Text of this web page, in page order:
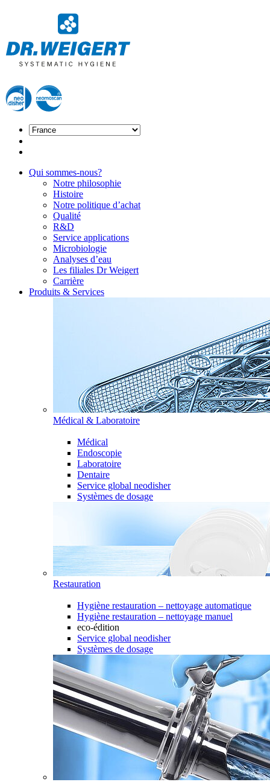
Qui sommes-nous?
Notre philosophie
Histoire
Notre politique d’achat
Qualité
R&D
Service applications
Microbiologie
Analyses d’eau
Les filiales Dr Weigert
Carrière
Produits & Services
Médical & Laboratoire
Médical
Endoscopie
Laboratoire
Dentaire
Service global neodisher
Systèmes de dosage
Restauration
Hygiène restauration – nettoyage automatique
Hygiène restauration – nettoyage manuel
eco-édition
Service global neodisher
Systèmes de dosage